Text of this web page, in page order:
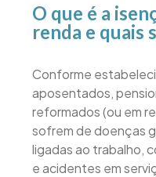
O que é a
renda e quais
Conforme
aposentados,
reformados (ou em
sofrem de doenças
ligadas ao trabalho,
e acidentes em